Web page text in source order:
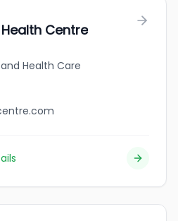
Centre
Health Care